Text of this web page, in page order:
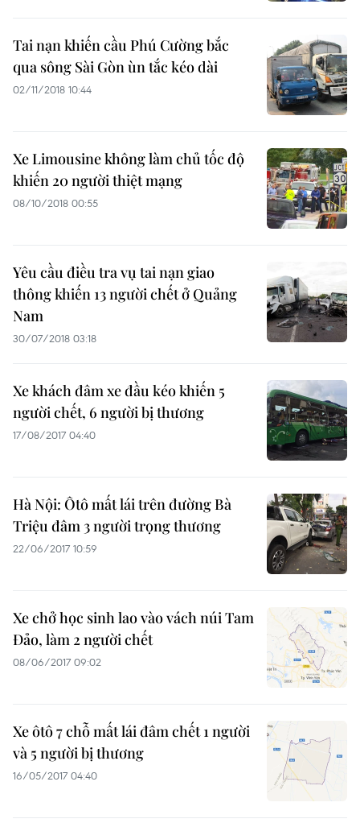
Tai nạn khiến cầu Phú Cường bắc
qua sông Sài Gòn ùn tắc kéo dài
02/11/2018 10:44
Xe Limousine không làm chủ tốc độ
khiến 20 người thiệt mạng
08/10/2018 00:55
Yêu cầu điều tra vụ tai nạn giao
thông khiến 13 người chết ở Quảng
Nam
30/07/2018 03:18
Xe khách đâm xe đầu kéo khiến 5
người chết, 6 người bị thương
17/08/2017 04:40
Hà Nội: Ôtô mất lái trên đường Bà
Triệu đâm 3 người trọng thương
22/06/2017 10:59
Xe chở học sinh lao vào vách núi Tam
Đảo, làm 2 người chết
08/06/2017 09:02
Xe ôtô 7 chỗ mất lái đâm chết 1 người
và 5 người bị thương
16/05/2017 04:40